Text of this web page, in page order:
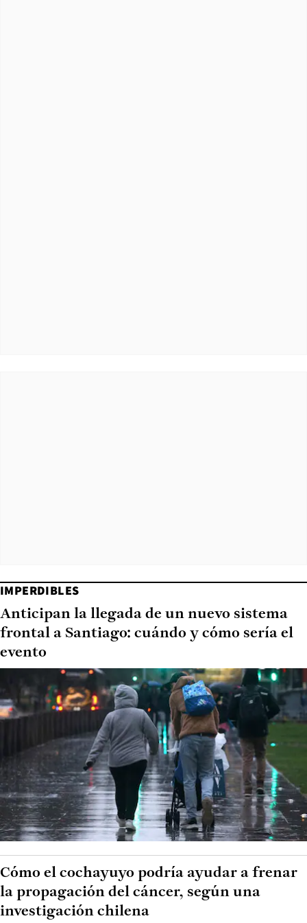
IMPERDIBLES
Anticipan la llegada de un nuevo sistema
frontal a Santiago: cuándo y cómo sería el
evento
Cómo el cochayuyo podría ayudar a frenar
la propagación del cáncer, según una
investigación chilena